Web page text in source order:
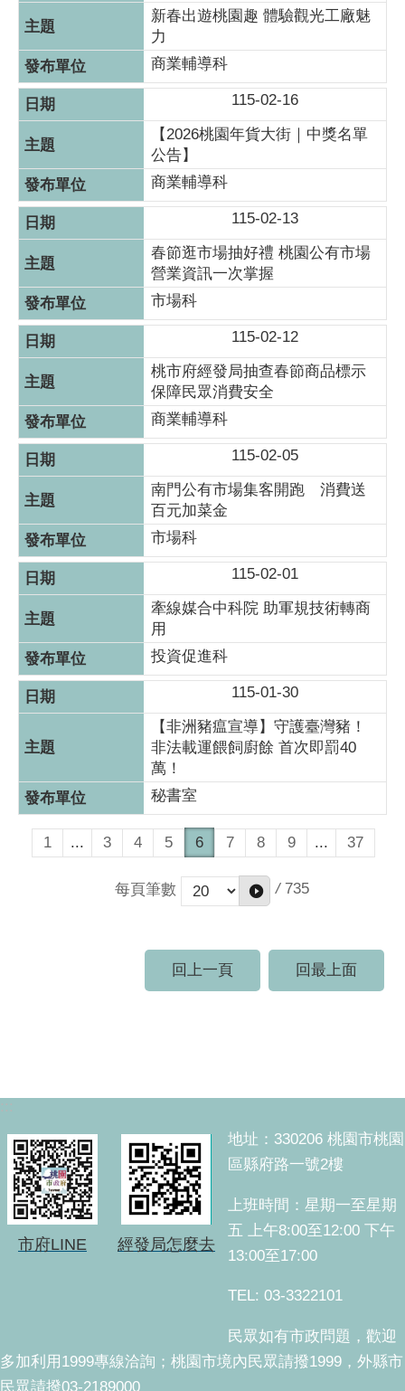
新春出遊桃園趣 體驗觀光工廠魅
力
商業輔導科
115-02-16
【2026桃園年貨大街｜中獎名單
公告】
商業輔導科
115-02-13
春節逛市場抽好禮 桃園公有市場
營業資訊一次掌握
市場科
115-02-12
桃市府經發局抽查春節商品標示
保障民眾消費安全
商業輔導科
115-02-05
南門公有市場集客開跑 消費送
百元加菜金
市場科
115-02-01
牽線媒合中科院 助軍規技術轉商
用
投資促進科
115-01-30
【非洲豬瘟宣導】守護臺灣豬！
非法載運餵飼廚餘 首次即罰40
萬！
秘書室
1 ... 3 4 5 6 7 8 9 ... 37
每頁筆數 / 735
回上一頁 回最上面
:::
市府LINE 經發局怎麼去
地址：330206 桃園市桃園
區縣府路一號2樓
上班時間：星期一至星期
五 上午8:00至12:00 下午
13:00至17:00
TEL: 03-3322101
民眾如有市政問題，歡迎
多加利用1999專線洽詢；桃園市境內民眾請撥1999，外縣市
民眾請撥03-2189000